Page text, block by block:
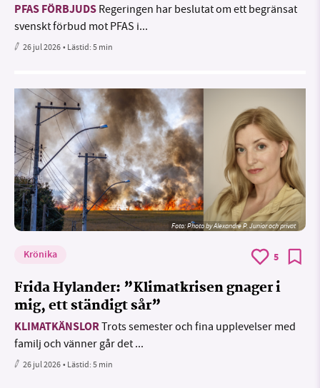
PFAS FÖRBJUDS Regeringen har beslutat om ett begränsat
svenskt förbud mot PFAS i...
26 jul 2026• Lästid:5 min
Foto:Photo by Alexandre P. Junior och privat
Krönika 5
Frida Hylander: ”Klimatkrisen gnager i
mig, ett ständigt sår”
KLIMATKÄNSLORTrots semester och fina upplevelser med
familj och vänner går det ...
26 jul 2026• Lästid:5 min